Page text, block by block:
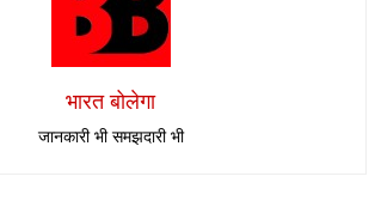
भारत बोलेगा
जानकारी भी समझदारी भी